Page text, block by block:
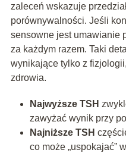
zaleceń wskazuje
porównywalności. Jeśli
sensowne jest umawianie
za każdym razem. Taki
wynikające tylko z
zdrowia.
Najwyższe TSH
zawyżać wynik przy
Najniższe TSH
co może „uspokajać”